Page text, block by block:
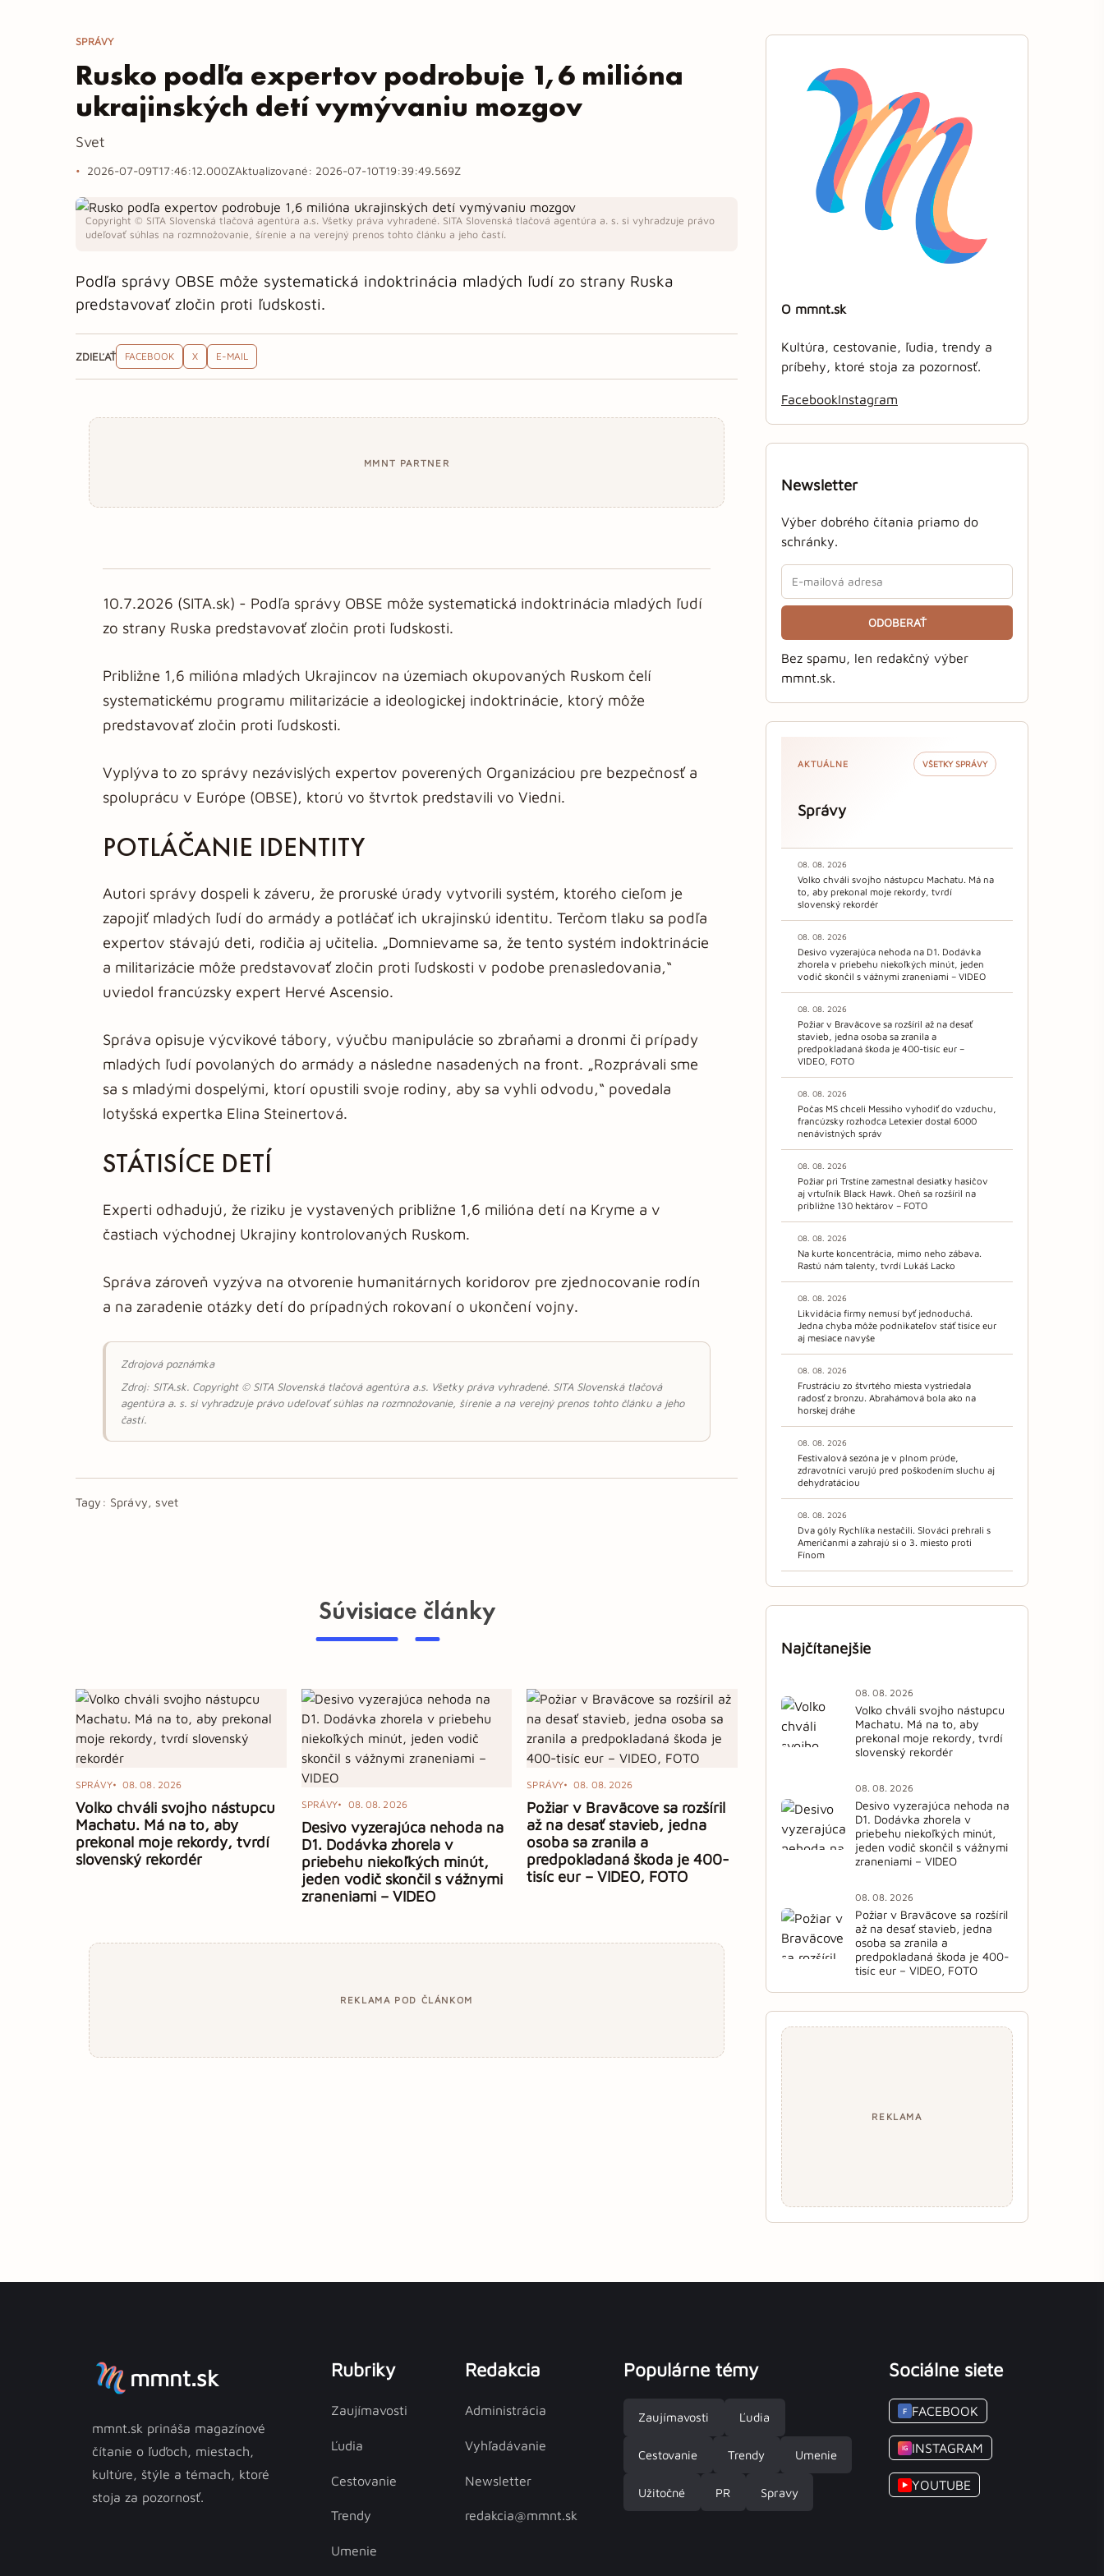
SPRÁVY
Rusko podľa expertov podrobuje 1,6 milióna
ukrajinských detí vymývaniu mozgov
Svet
2026-07-09T17:46:12.000ZAktualizované: 2026-07-10T19:39:49.569Z
Copyright © SITA Slovenská tlačová agentúra a.s. Všetky práva vyhradené. SITA Slovenská tlačová agentúra a. s. si vyhradzuje právo
udeľovať súhlas na rozmnožovanie, šírenie a na verejný prenos tohto článku a jeho častí.
Podľa správy OBSE môže systematická indoktrinácia mladých ľudí zo strany Ruska
predstavovať zločin proti ľudskosti.
ZDIEĽAŤ FACEBOOK X E-MAIL
MMNT PARTNER
10.7.2026 (SITA.sk) - Podľa správy OBSE môže systematická indoktrinácia mladých ľudí
zo strany Ruska predstavovať zločin proti ľudskosti.
Približne 1,6 milióna mladých Ukrajincov na územiach okupovaných Ruskom čelí
systematickému programu militarizácie a ideologickej indoktrinácie, ktorý môže
predstavovať zločin proti ľudskosti.
Vyplýva to zo správy nezávislých expertov poverených Organizáciou pre bezpečnosť a
spoluprácu v Európe (OBSE), ktorú vo štvrtok predstavili vo Viedni.
POTLÁČANIE IDENTITY
Autori správy dospeli k záveru, že proruské úrady vytvorili systém, ktorého cieľom je
zapojiť mladých ľudí do armády a potláčať ich ukrajinskú identitu. Terčom tlaku sa podľa
expertov stávajú deti, rodičia aj učitelia. „Domnievame sa, že tento systém indoktrinácie
a militarizácie môže predstavovať zločin proti ľudskosti v podobe prenasledovania,“
uviedol francúzsky expert Hervé Ascensio.
Správa opisuje výcvikové tábory, výučbu manipulácie so zbraňami a dronmi či prípady
mladých ľudí povolaných do armády a následne nasadených na front. „Rozprávali sme
sa s mladými dospelými, ktorí opustili svoje rodiny, aby sa vyhli odvodu,“ povedala
lotyšská expertka Elina Steinertová.
STÁTISÍCE DETÍ
Experti odhadujú, že riziku je vystavených približne 1,6 milióna detí na Kryme a v
častiach východnej Ukrajiny kontrolovaných Ruskom.
Správa zároveň vyzýva na otvorenie humanitárnych koridorov pre zjednocovanie rodín
a na zaradenie otázky detí do prípadných rokovaní o ukončení vojny.
Zdrojová poznámka
Zdroj: SITA.sk. Copyright © SITA Slovenská tlačová agentúra a.s. Všetky práva vyhradené. SITA Slovenská tlačová
agentúra a. s. si vyhradzuje právo udeľovať súhlas na rozmnožovanie, šírenie a na verejný prenos tohto článku a jeho
častí.
Tagy: Správy, svet
Súvisiace články
SPRÁVY 08. 08. 2026
Volko chváli svojho nástupcu
Machatu. Má na to, aby
prekonal moje rekordy, tvrdí
slovenský rekordér
SPRÁVY 08. 08. 2026
Desivo vyzerajúca nehoda na
D1. Dodávka zhorela v
priebehu niekoľkých minút,
jeden vodič skončil s vážnymi
zraneniami – VIDEO
SPRÁVY 08. 08. 2026
Požiar v Braväcove sa rozšíril
až na desať stavieb, jedna
osoba sa zranila a
predpokladaná škoda je 400-
tisíc eur – VIDEO, FOTO
REKLAMA POD ČLÁNKOM
O mmnt.sk
Kultúra, cestovanie, ľudia, trendy a
príbehy, ktoré stoja za pozornosť.
FacebookInstagram
Newsletter
Výber dobrého čítania priamo do
schránky.
ODOBERAŤ
Bez spamu, len redakčný výber
mmnt.sk.
AKTUÁLNE VŠETKY SPRÁVY
Správy
08. 08. 2026
Volko chváli svojho nástupcu Machatu. Má na
to, aby prekonal moje rekordy, tvrdí
slovenský rekordér
08. 08. 2026
Desivo vyzerajúca nehoda na D1. Dodávka
zhorela v priebehu niekoľkých minút, jeden
vodič skončil s vážnymi zraneniami – VIDEO
08. 08. 2026
Požiar v Braväcove sa rozšíril až na desať
stavieb, jedna osoba sa zranila a
predpokladaná škoda je 400-tisíc eur –
VIDEO, FOTO
08. 08. 2026
Počas MS chceli Messiho vyhodiť do vzduchu,
francúzsky rozhodca Letexier dostal 6000
nenávistných správ
08. 08. 2026
Požiar pri Trstíne zamestnal desiatky hasičov
aj vrtuľník Black Hawk. Oheň sa rozšíril na
približne 130 hektárov – FOTO
08. 08. 2026
Na kurte koncentrácia, mimo neho zábava.
Rastú nám talenty, tvrdí Lukáš Lacko
08. 08. 2026
Likvidácia firmy nemusí byť jednoduchá.
Jedna chyba môže podnikateľov stáť tisíce eur
aj mesiace navyše
08. 08. 2026
Frustráciu zo štvrtého miesta vystriedala
radosť z bronzu. Abrahámová bola ako na
horskej dráhe
08. 08. 2026
Festivalová sezóna je v plnom prúde,
zdravotníci varujú pred poškodením sluchu aj
dehydratáciou
08. 08. 2026
Dva góly Rychlíka nestačili. Slováci prehrali s
Američanmi a zahrajú si o 3. miesto proti
Fínom
Najčítanejšie
08. 08. 2026
Volko chváli svojho nástupcu
Machatu. Má na to, aby
prekonal moje rekordy, tvrdí
slovenský rekordér
08. 08. 2026
Desivo vyzerajúca nehoda na
D1. Dodávka zhorela v
priebehu niekoľkých minút,
jeden vodič skončil s vážnymi
zraneniami – VIDEO
08. 08. 2026
Požiar v Braväcove sa rozšíril
až na desať stavieb, jedna
osoba sa zranila a
predpokladaná škoda je 400-
tisíc eur – VIDEO, FOTO
REKLAMA
mmnt.sk
mmnt.sk prináša magazínové
čítanie o ľuďoch, miestach,
kultúre, štýle a témach, ktoré
stoja za pozornosť.
Rubriky
Zaujímavosti
Ľudia
Cestovanie
Trendy
Umenie
Redakcia
Administrácia
Vyhľadávanie
Newsletter
redakcia@mmnt.sk
Populárne témy
Zaujímavosti Ľudia
Cestovanie Trendy Umenie
Užitočné PR Spravy
Sociálne siete
F FACEBOOK
IG INSTAGRAM
▶ YOUTUBE